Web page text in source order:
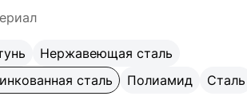
Нержавеющая сталь
сталь
Полиамид Сталь